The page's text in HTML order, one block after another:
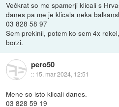
Večkrat so me spamerji klicali s
danes pa me je klicala neka
03 828 58 97
Sem prekinil, potem ko sem 4x
borzi.
pero50
:: 15. mar 2024, 12:51
Mene so isto klicali danes.
03 828 59 19